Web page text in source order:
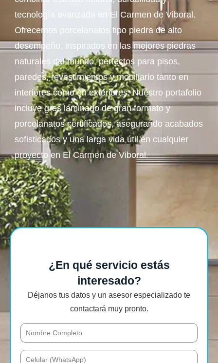
tecnología avanzada en El Carmen de Viboral.
Ofrecemos porcelanatos tipo piedra de alto
desempeño, inspirados en las mejores piedras
naturales del mundo, perfectos para pisos,
paredes, revestimientos y mobiliario tanto en
interiores como en exteriores. Nuestro portafolio
incluye gres laminado de gran formato y
porcelanatos certificados, asegurando acabados
sofisticados y una larga vida útil en cualquier
proyecto en El Carmen de Viboral.
¿En qué servicio estás
interesado?
Déjanos tus datos y un asesor especializado te
contactará muy pronto.